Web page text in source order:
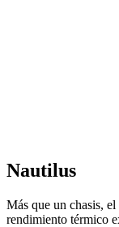
Nautilus
Más que un chasis,
rendimiento térmico